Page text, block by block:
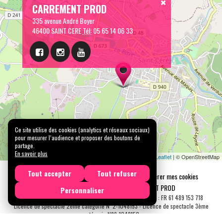
CARREMENT PROD
335 avenue André Boyer
46400 SAINT CERETél:05 65 14 06 33
Leaflet | © OpenStreetMap
Mentions légales Confidentialité
Gérer mes cookies
Tous droits réservés © 2026 |
CARREMENT PROD
N° SIRET : 489 153 718 00031 - APE : 9001 Z - N° TVA Int. : FR 61 489 153 718
Licence de spectacle 2ème catégorie N°2-1048153 - Licence de spectacle 3ème
catégorie N°3-1048152
Ce site utilise des cookies (analytics et réseaux sociaux)
pour mesurer l’audience et proposer des boutons de
partage.
En savoir plus
Tout accepter
Tout refuser
Personnaliser